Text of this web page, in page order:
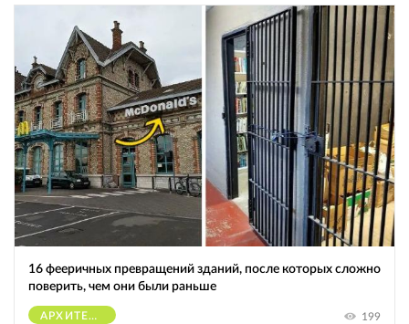
16 фееричных превращений зданий, после которых сложно
поверить, чем они были раньше
АРХИТЕКТУРА 199